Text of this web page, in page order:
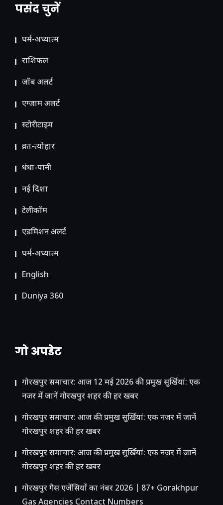
पसंद चुनें
धर्म-अध्यात्म
राशिफल
जॉब अलर्ट
एग्जाम अलर्ट
स्टोरीटाइम
व्रत-त्योहार
धंधा-पानी
नई दिशा
टेलीकॉम
ए​डमिशन अलर्ट
धर्म-अध्यात्म
English
Duniya 360
गो अपडेट
गोरखपुर समाचार: आज 12 मई 2026 की प्रमुख सुर्खियां: एक
नजर में जानें गोरखपुर शहर की हर खबर
गोरखपुर समाचार: आज की प्रमुख सुर्खियां: एक नजर में जानें
गोरखपुर शहर की हर खबर
गोरखपुर समाचार: आज की प्रमुख सुर्खियां: एक नजर में जानें
गोरखपुर शहर की हर खबर
गोरखपुर गैस एजेंसियों का नंबर 2026 | 87+ Gorakhpur
Gas Agencies Contact Numbers